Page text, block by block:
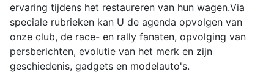
ervaring tijdens het restaureren van hun wagen.Via
speciale rubrieken kan U de agenda opvolgen van
onze club, de race- en rally fanaten, opvolging van
persberichten, evolutie van het merk en zijn
geschiedenis, gadgets en modelauto's.